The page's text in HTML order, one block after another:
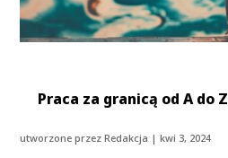
Praca za granicą od A do Z
utworzone przezRedakcja |kwi 3, 2024